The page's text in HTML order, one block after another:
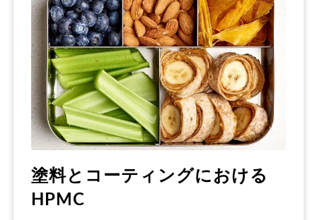
塗料とコーティングにおける
HPMC